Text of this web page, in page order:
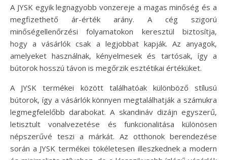
A JYSK egyik legnagyobb vonzereje a magas minőség és a
megfizethető ár-érték arány. A cég szigorú
minőségellenőrzési folyamatokon keresztül biztosítja,
hogy a vásárlók csak a legjobbat kapják. Az anyagok,
amelyeket használnak, kényelmesek és tartósak, így a
bútorok hosszú távon is megőrzik esztétikai értéküket.
A JYSK termékei között találhatóak különböző stílusú
bútorok, így a vásárlók könnyen megtalálhatják a számukra
legmegfelelőbb darabokat. A skandináv dizájn egyszerű,
letisztult vonalvezetése és funkcionalitása különösen
népszerűvé teszi a márkát. Az otthonok berendezése
során a JYSK termékei tökéletesen illeszkednek a modern